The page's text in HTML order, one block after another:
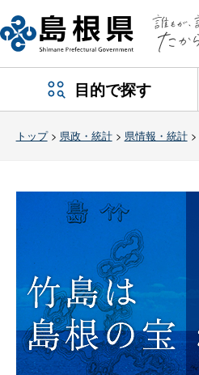
目的で探す
トップ> 県政・統計> 県情報・統計>